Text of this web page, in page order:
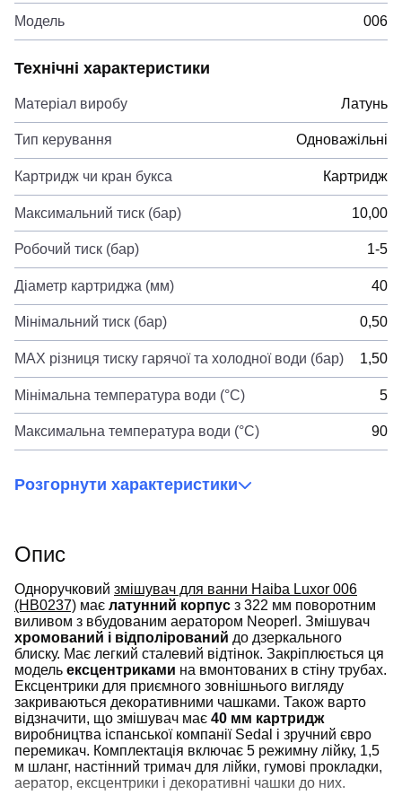
Модель 006
Технічні характеристики
Матеріал виробу Латунь
Тип керування Одноважільні
Картридж чи кран букса Картридж
Максимальний тиск (бар) 10,00
Робочий тиск (бар) 1-5
Діаметр картриджа (мм) 40
Мінімальний тиск (бар) 0,50
MAX різниця тиску гарячої та холодної води (бар) 1,50
Мінімальна температура води (°C) 5
Максимальна температура води (°C) 90
Розгорнути характеристики
Опис
Одноручковий змішувач для ванни Haiba Luxor 006
(HB0237) має латунний корпус з 322 мм поворотним
виливом з вбудованим аератором Neoperl. Змішувач
хромований і відполірований до дзеркального
блиску. Має легкий сталевий відтінок. Закріплюється ця
модель ексцентриками на вмонтованих в стіну трубах.
Ексцентрики для приємного зовнішнього вигляду
закриваються декоративними чашками. Також варто
відзначити, що змішувач має 40 мм картридж
виробництва іспанської компанії Sedal і зручний євро
перемикач. Комплектація включає 5 режимну лійку, 1,5
м шланг, настінний тримач для лійки, гумові прокладки,
аератор, ексцентрики і декоративні чашки до них.